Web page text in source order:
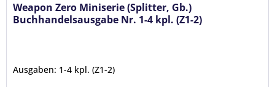
Weapon Zero Miniserie (Splitter, Gb.)
Buchhandelsausgabe Nr. 1-4 kpl. (Z1-2)
Ausgaben: 1-4 kpl. (Z1-2)